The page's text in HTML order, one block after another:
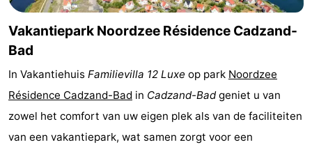
Zwinhoeve
Last
minutes
Strand
&
Bezienswaardigheden
Vakantiepark Noordzee Résidence Cadzand-
Bad
In Vakantiehuis Familievilla 12 Luxe op park Noordzee
Résidence Cadzand-Bad in Cadzand-Badgeniet u van
zowel het comfort van uw eigen plek als van de faciliteiten
van een vakantiepark, wat samen zorgt voor een